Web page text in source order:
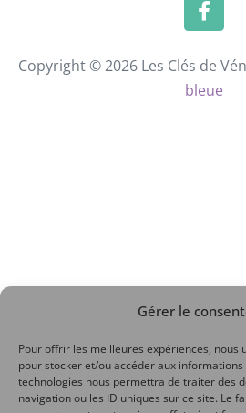
Gérer le
Pour offrir les meilleures expériences, nous
pour stocker et/ou accéder aux
technologies nous permettra de traiter des
navigation ou les ID uniques sur ce site. Le
Copyright © 2026 Les Clés de
bleue